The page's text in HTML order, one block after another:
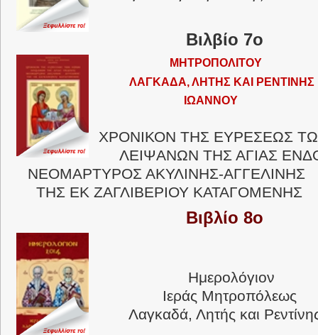
Βιλβίο 7ο
ΜΗΤΡΟΠΟΛΙΤΟΥ
ΛΑΓΚΑΔΑ, ΛΗΤΗΣ ΚΑΙ ΡΕΝΤΙΝΗΣ
ΙΩΑΝΝΟΥ
ΧΡΟΝΙΚΟΝ ΤΗΣ ΕΥΡΕΣΕΩΣ
ΛΕΙΨΑΝΩΝ ΤΗΣ ΑΓΙΑΣ
ΝΕΟΜΑΡΤΥΡΟΣ ΑΚΥΛΙΝΗΣ-ΑΓΓΕΛΙΝΗΣ
ΤΗΣ ΕΚ ΖΑΓΛΙΒΕΡΙΟΥ ΚΑΤΑΓΟΜΕΝΗΣ
Βιβλίο 8ο
Ημερολόγιον
Ιεράς Μητροπόλεως
Λαγκαδά, Λητής και